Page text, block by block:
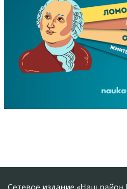
Сетевое издание «Наш район